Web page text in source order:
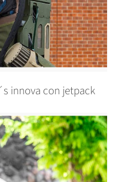
innova con jetpack